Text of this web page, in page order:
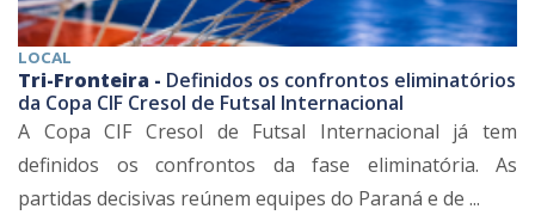
LOCAL
Tri-Fronteira - Definidos os confrontos eliminatórios
da Copa CIF Cresol de Futsal Internacional
A Copa CIF Cresol de Futsal Internacional já tem
definidos os confrontos da fase eliminatória. As
partidas decisivas reúnem equipes do Paraná e de ...